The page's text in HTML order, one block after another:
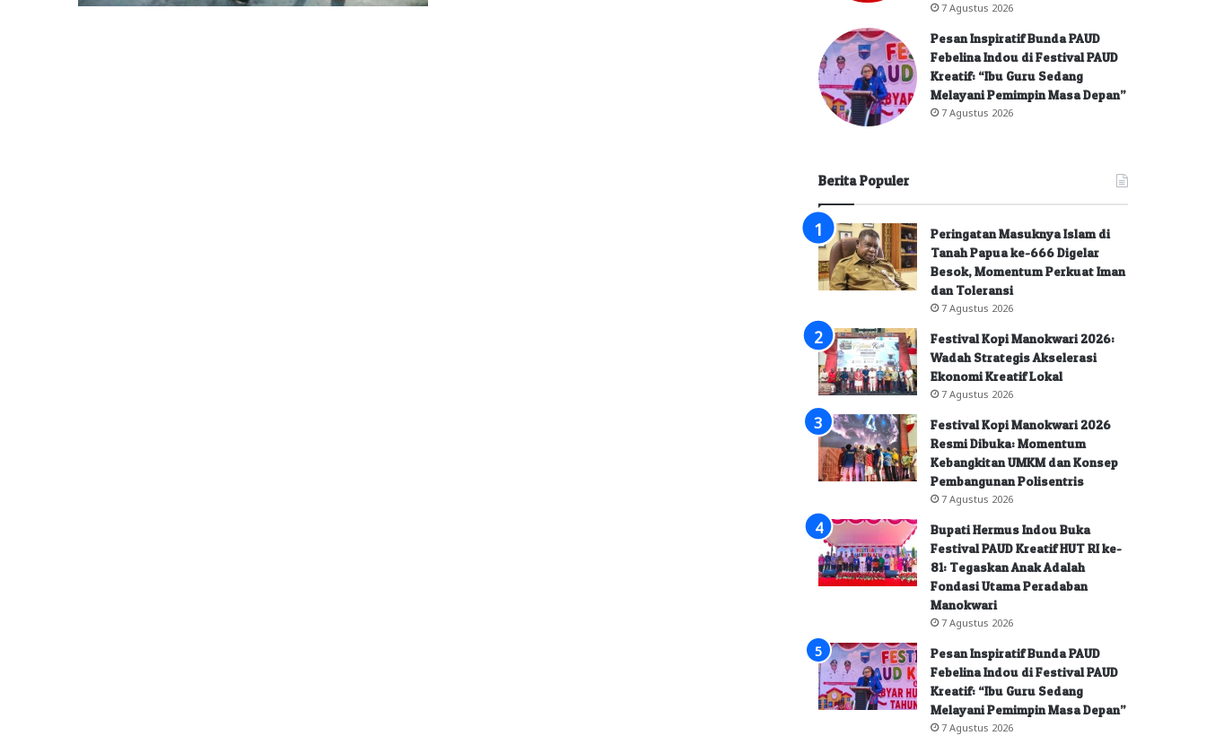
7 Agustus 2026
Pesan Inspiratif Bunda PAUD
Febelina Indou di Festival PAUD
Kreatif: “Ibu Guru Sedang
Melayani Pemimpin Masa Depan”
7 Agustus 2026
Berita Populer
Peringatan Masuknya Islam di
Tanah Papua ke-666 Digelar
Besok, Momentum Perkuat Iman
dan Toleransi
7 Agustus 2026
Festival Kopi Manokwari 2026:
Wadah Strategis Akselerasi
Ekonomi Kreatif Lokal
7 Agustus 2026
Festival Kopi Manokwari 2026
Resmi Dibuka: Momentum
Kebangkitan UMKM dan Konsep
Pembangunan Polisentris
7 Agustus 2026
Bupati Hermus Indou Buka
Festival PAUD Kreatif HUT RI ke-
81: Tegaskan Anak Adalah
Fondasi Utama Peradaban
Manokwari
7 Agustus 2026
Pesan Inspiratif Bunda PAUD
Febelina Indou di Festival PAUD
Kreatif: “Ibu Guru Sedang
Melayani Pemimpin Masa Depan”
7 Agustus 2026